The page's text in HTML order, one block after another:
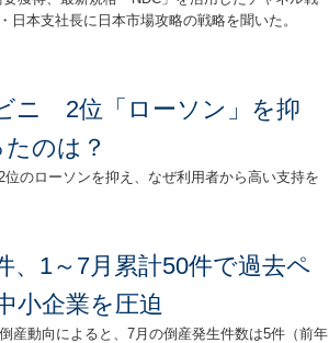
本支社長に日本市場攻略の戦略を聞いた。
ニ 2位「ローソン」を抑
のは？
のローソンを抑え、なぜ利用者から高い支持を
、1～7月累計50件で過去ペ
企業を圧迫
産動向によると、7月の倒産発生件数は5件（前年